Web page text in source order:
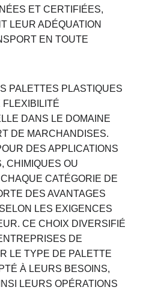
ET CERTIFIÉES,
LEUR ADÉQUATION
EN TOUTE
PALETTES PLASTIQUES
DANS LE DOMAINE
DE MARCHANDISES.
DES APPLICATIONS
CHIMIQUES OU
CATÉGORIE DE
DES AVANTAGES
LES EXIGENCES
CE CHOIX DIVERSIFIÉ
DE
LE TYPE DE PALETTE
À LEURS BESOINS,
LEURS OPÉRATIONS